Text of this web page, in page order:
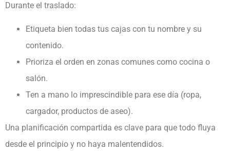
Durante el traslado:
Etiqueta bien todas tus cajas con tu nombre y su
contenido.
Prioriza el orden en zonas comunes como cocina o
salón.
Ten a mano lo imprescindible para ese día (ropa,
cargador, productos de aseo).
Una planificación compartida es clave para que todo fluya
desde el principio y no haya malentendidos.